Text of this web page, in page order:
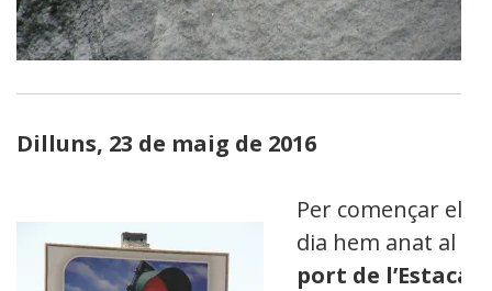
Dilluns, 23 de maig de 2016
Per començar el
dia hem anat al
port de l’Estaca